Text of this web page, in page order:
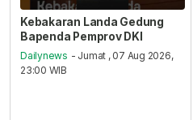
Kebakaran Landa Gedung
Bapenda Pemprov DKI
Dailynews - Jumat , 07 Aug 2026,
23:00 WIB